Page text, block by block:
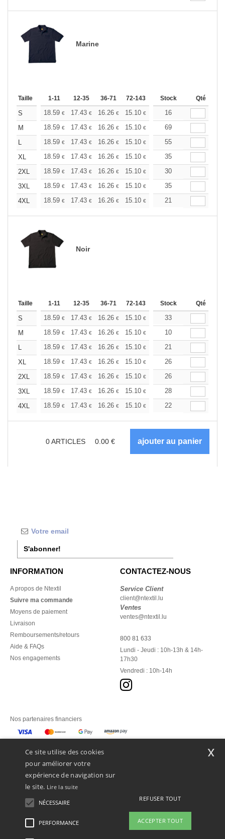
Marine
Taille 1-11 12-35 36-71 72-143 144-287 288 +
Stock Qté
S 18.59 € 17.43 € 16.26 € 15.10 € 13.94€
16
M
18.59 € 17.43 € 16.26 € 15.10 € 13.94€
69
L
18.59 € 17.43 € 16.26 € 15.10 € 13.94€
55
XL
18.59 € 17.43 € 16.26 € 15.10 € 13.94€
35
2XL
18.59 € 17.43 € 16.26 € 15.10 € 13.94€
30
3XL
18.59 € 17.43 € 16.26 € 15.10 € 13.94€
35
4XL
18.59 € 17.43 € 16.26 € 15.10 € 13.94
21
Noir
Taille 1-11 12-35 36-71 72-143 144-287 288 +
Stock Qté
S 18.59 € 17.43 € 16.26 € 15.10 € 13.94€
33
M
18.59 € 17.43 € 16.26 € 15.10 € 13.94€
10
L
18.59 € 17.43 € 16.26 € 15.10 € 13.94
21
XL
18.59 € 17.43 € 16.26 € 15.10 € 13.94€
26
2XL
18.59 € 17.43 € 16.26 € 15.10 € 13.94€
26
3XL
18.59 € 17.43 € 16.26 € 15.10 € 13.94€
28
4XL
18.59 € 17.43 € 16.26 € 15.10 € 13.94€
22
0ARTICLES 0.00 €
S'abonner!
INFORMATION
A propos de Ntextil
Suivre ma commande
Moyens de paiement
Livraison
Remboursements/retours
Aide & FAQs
Nos engagements
CONTACTEZ-NOUS
Service Client
client@ntextil.lu
Ventes
ventes@ntextil.lu
800 81 633
Lundi - Jeudi : 10h-13h & 14h-
17h30
Vendredi : 10h-14h
Nos partenaires financiers
Ce site utilise des cookies
pour améliorer votre
expérience de navigation sur
le site. Lire la suite
NÉCESSAIRE
PERFORMANCE
REFUSER TOUT
ACCEPTER TOUT
x